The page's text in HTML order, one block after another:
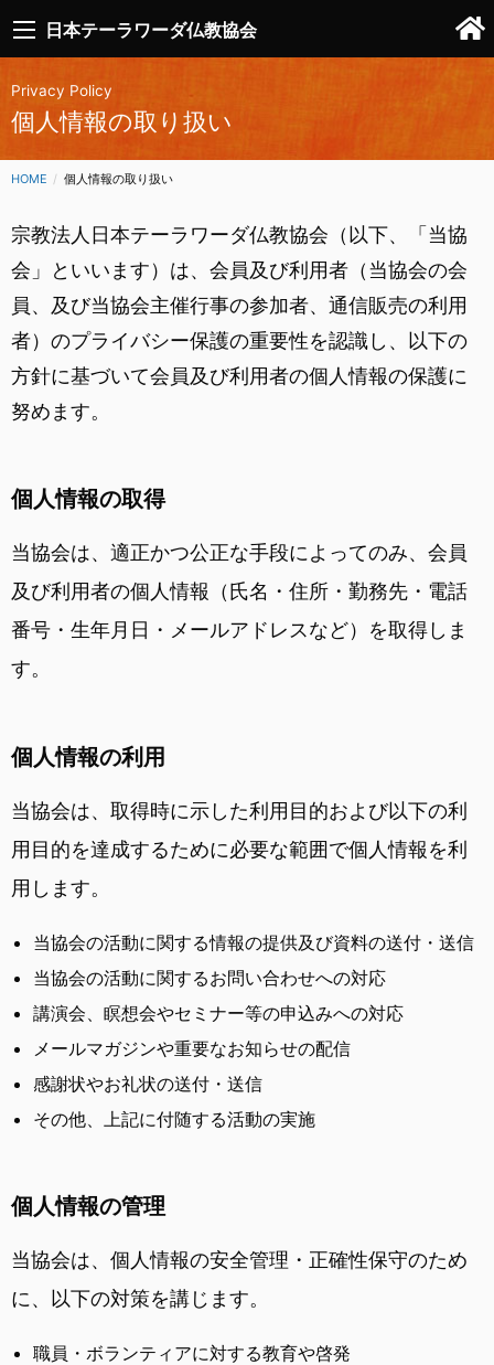
日本テーラワーダ仏教協会
Privacy Policy
個人情報の取り扱い
HOME CURRENT:
個人情報の取り扱い
宗教法人日本テーラワーダ仏教協会（以下、「当協
会」といいます）は、会員及び利用者（当協会の会
員、及び当協会主催行事の参加者、通信販売の利用
者）のプライバシー保護の重要性を認識し、以下の
方針に基づいて会員及び利用者の個人情報の保護に
努めます。
個人情報の取得
当協会は、適正かつ公正な手段によってのみ、会員
及び利用者の個人情報（氏名・住所・勤務先・電話
番号・生年月日・メールアドレスなど）を取得しま
す。
個人情報の利用
当協会は、取得時に示した利用目的および以下の利
用目的を達成するために必要な範囲で個人情報を利
用します。
当協会の活動に関する情報の提供及び資料の送付・送信
当協会の活動に関するお問い合わせへの対応
講演会、瞑想会やセミナー等の申込みへの対応
メールマガジンや重要なお知らせの配信
感謝状やお礼状の送付・送信
その他、上記に付随する活動の実施
個人情報の管理
当協会は、個人情報の安全管理・正確性保守のため
に、以下の対策を講じます。
職員・ボランティアに対する教育や啓発